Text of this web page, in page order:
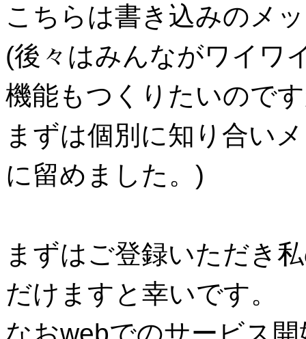
こちらは書き込みのメ
(後々はみんながワイワ
機能もつくりたいので
まずは個別に知り合い
に留めました。)
まずはご登録いただき
だけますと幸いです。
なおwebでのサービス